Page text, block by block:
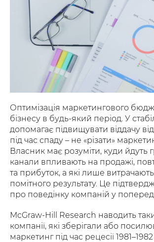
Оптимізація маркетингового
бізнесу в будь-який період. У
допомагає підвищувати віддачу
під час спаду – не «різати»
Власник має розуміти, куди йдуть
канали впливають на продажі,
та прибуток, а які лише
помітного результату. Це
про поведінку компаній у
McGraw-Hill Research наводить
компанії, які зберігали або
маркетинг під час рецесії